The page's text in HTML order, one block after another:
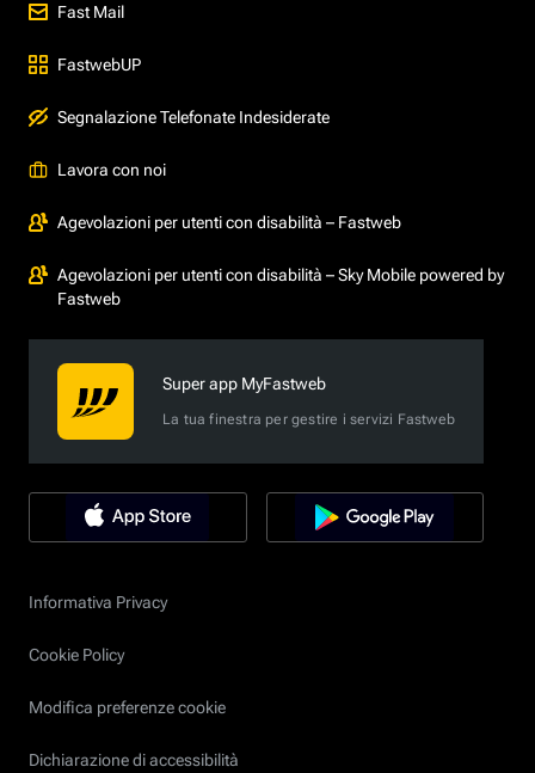
Fast Mail
FastwebUP
Segnalazione Telefonate Indesiderate
Lavora con noi
Agevolazioni per utenti con disabilità – Fastweb
Agevolazioni per utenti con disabilità – Sky Mobile powered by
Fastweb
Super app MyFastweb
La tua finestra per gestire i servizi Fastweb
Informativa Privacy
Cookie Policy
Modifica preferenze cookie
Dichiarazione di accessibilità